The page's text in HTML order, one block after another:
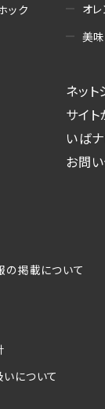
ック
オ
美
ネット
サイ
いば
お問
の掲載について
について